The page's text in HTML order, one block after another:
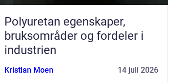
Polyuretan egenskaper,
bruksområder og fordeler i
industrien
Kristian Moen 14 juli 2026